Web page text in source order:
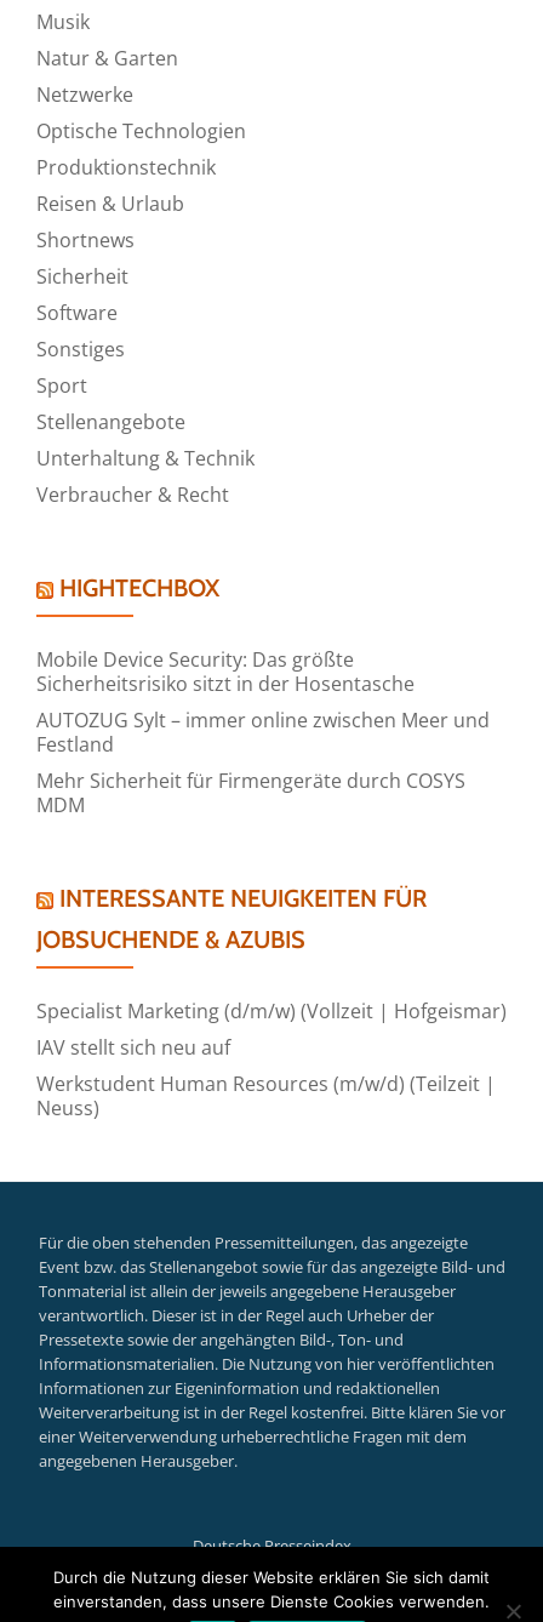
Musik
Natur & Garten
Netzwerke
Optische Technologien
Produktionstechnik
Reisen & Urlaub
Shortnews
Sicherheit
Software
Sonstiges
Sport
Stellenangebote
Unterhaltung & Technik
Verbraucher & Recht
HIGHTECHBOX
Mobile Device Security: Das größte
Sicherheitsrisiko sitzt in der Hosentasche
AUTOZUG Sylt – immer online zwischen Meer und
Festland
Mehr Sicherheit für Firmengeräte durch COSYS
MDM
INTERESSANTE NEUIGKEITEN FÜR
JOBSUCHENDE & AZUBIS
Specialist Marketing (d/m/w) (Vollzeit | Hofgeismar)
IAV stellt sich neu auf
Werkstudent Human Resources (m/w/d) (Teilzeit |
Neuss)
Für die oben stehenden Pressemitteilungen, das angezeigte
Event bzw. das Stellenangebot sowie für das angezeigte Bild- und
Tonmaterial ist allein der jeweils angegebene Herausgeber
verantwortlich. Dieser ist in der Regel auch Urheber der
Pressetexte sowie der angehängten Bild-, Ton- und
Informationsmaterialien. Die Nutzung von hier veröffentlichten
Informationen zur Eigeninformation und redaktionellen
Weiterverarbeitung ist in der Regel kostenfrei. Bitte klären Sie vor
einer Weiterverwendung urheberrechtliche Fragen mit dem
angegebenen Herausgeber.
Deutsche Presseindex
Secondary
Llorix One Litepowered by WordPress
Durch die Nutzung dieser Website erklären Sie sich damit
einverstanden, dass unsere Dienste Cookies verwenden.